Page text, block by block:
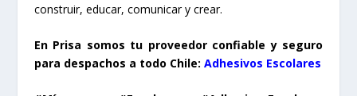
construir, educar, comunicar y crear.
En Prisa somos tu proveedor confiable y seguro
para despachos a todo Chile: Adhesivos Escolares